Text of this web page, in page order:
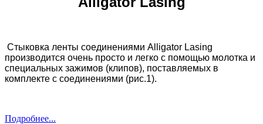
Стыковка ленты соединениями Alligator Lasing
производится очень просто и легко с помощью молотка и
специальных зажимов (клипов), поставляемых в
комплекте с соединениями (рис.1).
Подробнее...